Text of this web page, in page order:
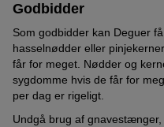
Godbidder
Som godbidder kan Deguer
hasselnødder eller
får for meget. Nødder og
sygdomme hvis de får for
per dag er rigeligt.
Undgå brug af